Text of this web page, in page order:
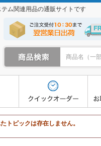
ム関連用品の通販サイトです
寄せサービス マイページ
トピックは存在しません。